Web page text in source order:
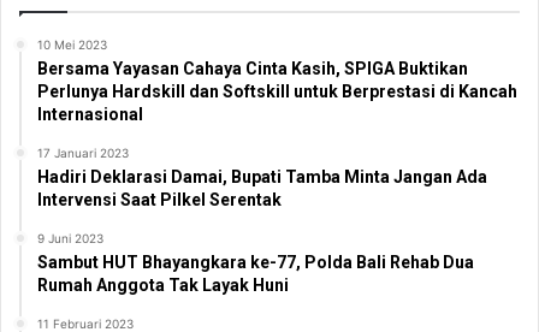
10 Mei 2023
Bersama Yayasan Cahaya Cinta Kasih, SPIGA Buktikan
Perlunya Hardskill dan Softskill untuk Berprestasi di Kancah
Internasional
17 Januari 2023
Hadiri Deklarasi Damai, Bupati Tamba Minta Jangan Ada
Intervensi Saat Pilkel Serentak
9 Juni 2023
Sambut HUT Bhayangkara ke-77, Polda Bali Rehab Dua
Rumah Anggota Tak Layak Huni
11 Februari 2023